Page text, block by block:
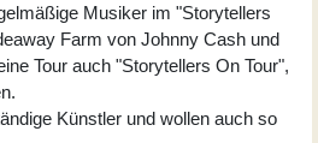
Musiker im "Storytellers
Farm von Johnny Cash und
Tour auch "Storytellers On Tour",
Künstler und wollen auch so